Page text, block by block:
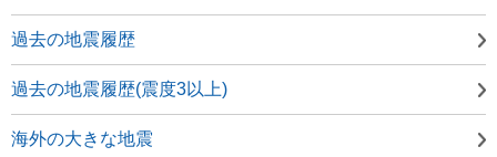
過去の地震履歴
過去の地震履歴(震度3以上)
海外の大きな地震